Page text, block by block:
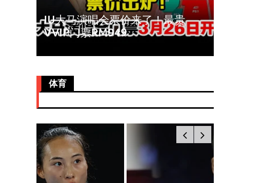
周冬雨爆秀场耍大牌！拒与VIP合
影全程臭脸不配合
体育